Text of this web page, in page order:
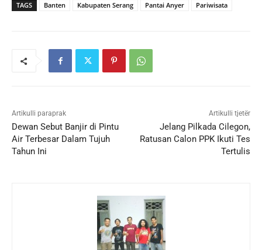
TAGS Banten Kabupaten Serang Pantai Anyer Pariwisata
Artikulli paraprak
Dewan Sebut Banjir di Pintu
Air Terbesar Dalam Tujuh
Tahun Ini
Artikulli tjetër
Jelang Pilkada Cilegon,
Ratusan Calon PPK Ikuti Tes
Tertulis